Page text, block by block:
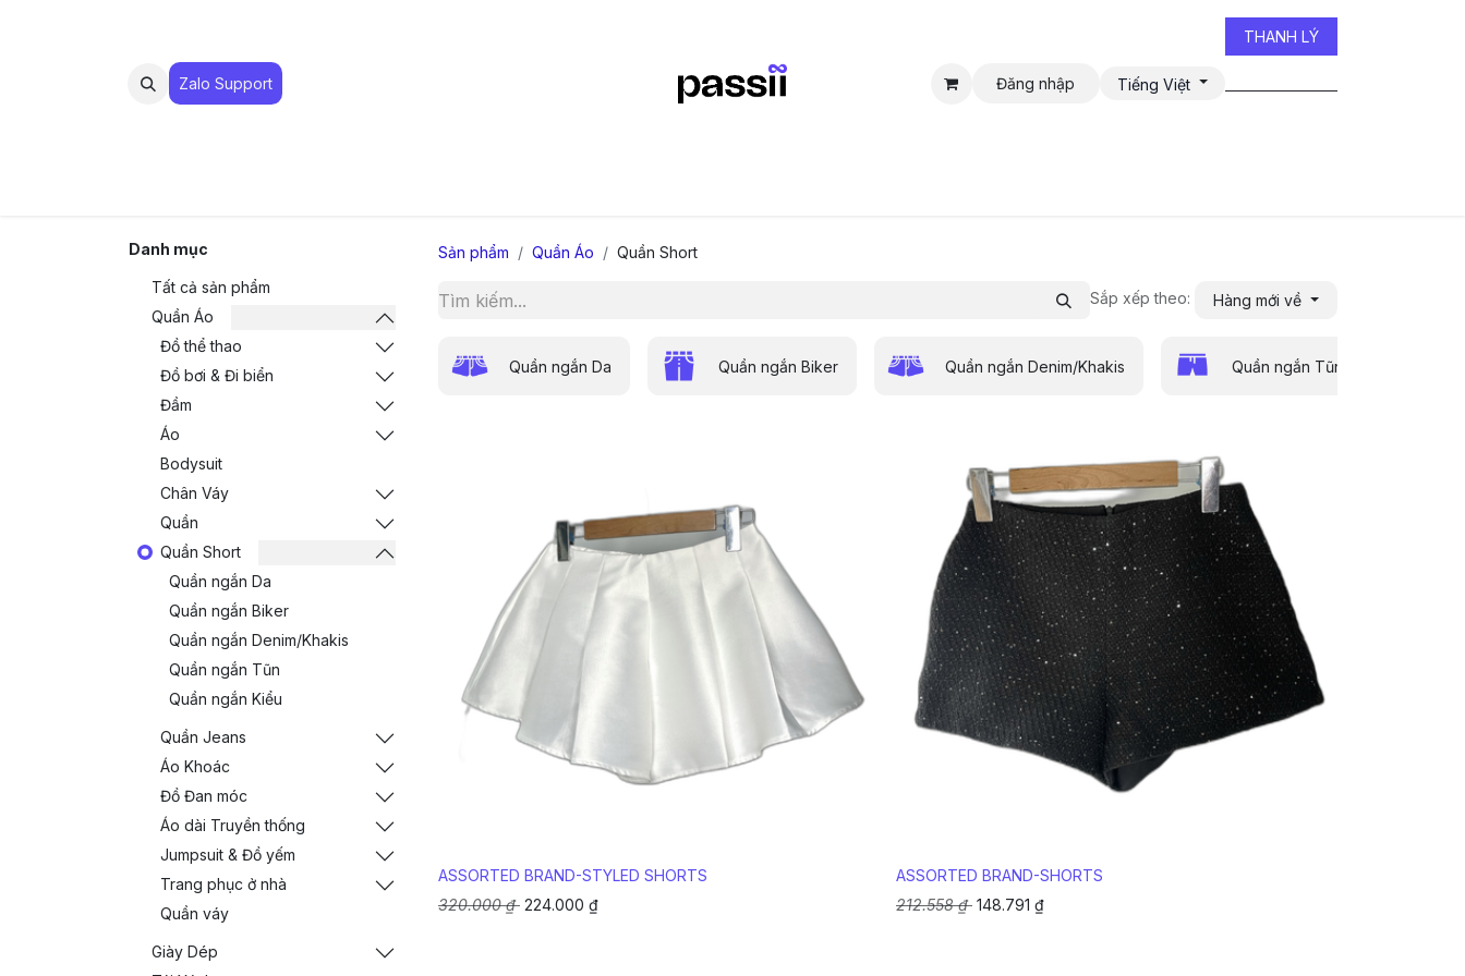
Zalo Suppo​​​​​​rt Đăng nhập Tiếng Việt
THANH LÝ
Danh mục
Tất cả sản phẩm
Quần Áo
Đồ thể thao
Đồ bơi & Đi biển
Đầm
Áo
Bodysuit
Chân Váy
Quần
Quần Short
Quần ngắn Da
Quần ngắn Biker
Quần ngắn Denim/Khakis
Quần ngắn Tũn
Quần ngắn Kiểu
Quần Jeans
Áo Khoác
Đồ Đan móc
Áo dài Truyền thống
Jumpsuit & Đồ yếm
Trang phục ở nhà
Quần váy
Giày Dép
Sản phẩm Quần Áo Quần Short
Sắp xếp theo: Hàng mới về
Quần ngắn Da Quần ngắn Biker Quần ngắn Denim/Khakis Quần ngắn Tũn
ASSORTED BRAND-STYLED SHORTS
320.000₫ 224.000 ₫
ASSORTED BRAND-SHORTS
212.558₫ 148.791 ₫